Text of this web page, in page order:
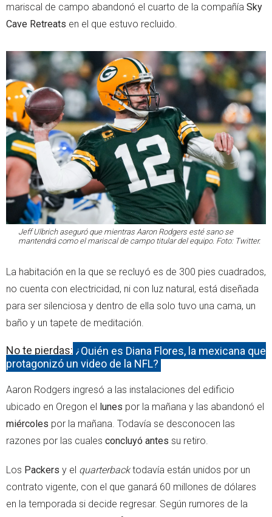
mariscal de campo abandonó el cuarto de la compañía Sky
Cave Retreats en el que estuvo recluido.
Jeff Ulbrich aseguró que mientras Aaron Rodgers esté sano se
mantendrá como el mariscal de campo titular del equipo. Foto: Twitter.
La habitación en la que se recluyó es de 300 pies cuadrados,
no cuenta con electricidad, ni con luz natural, está diseñada
para ser silenciosa y dentro de ella solo tuvo una cama, un
baño y un tapete de meditación.
No te pierdas: ¿Quién es Diana Flores, la mexicana que
protagonizó un video de la NFL?
Aaron Rodgers ingresó a las instalaciones del edificio
ubicado en Oregon el
lunes por la mañana y las abandonó el
miércoles por la mañana. Todavía se desconocen las
razones por las cuales concluyó antes su retiro.
Los Packers y el quarterbacktodavía están unidos por un
contrato vigente, con el que ganará 60 millones de dólares
en la temporada si decide regresar. Según rumores de la